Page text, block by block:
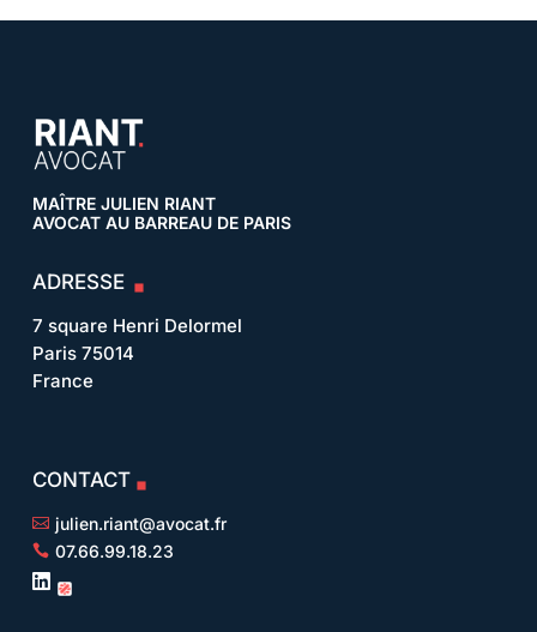
MAÎTRE JULIEN RIANT
AVOCAT AU BARREAU DE PARIS
ADRESSE
7 square Henri Delormel
Paris 75014
France
CONTACT
 julien.riant@avocat.fr
 07.66.99.18.23
